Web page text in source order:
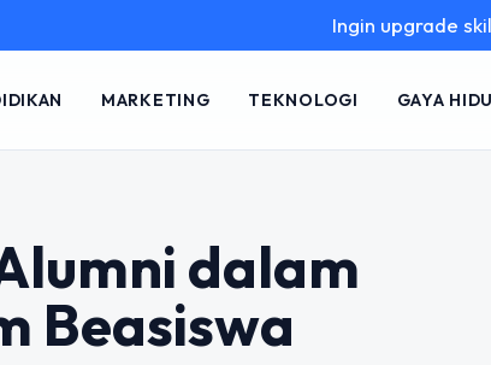
Ingin upgrade skill tanpa
MARKETING TEKNOLOGI GAYA
dalam
Beasiswa